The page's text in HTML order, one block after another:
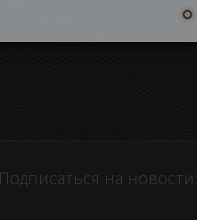
Подписаться на новости: